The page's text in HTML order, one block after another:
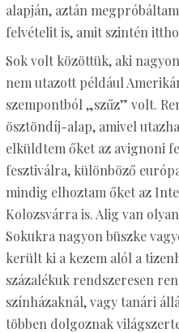
alapján, aztán
felvételit is, amit szintén
Sok volt közöttük, aki
nem utazott például
szempontból „szűz” volt.
ösztöndíj-alap, amivel
elküldtem őket az avignoni
fesztiválra, különböző
mindig elhoztam őket az
Kolozsvárra is. Alig van
Sokukra nagyon büszke
került ki a kezem alól a
százalékuk rendszeresen
színházaknál, vagy tanári
többen dolgoznak